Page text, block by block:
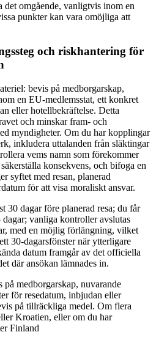
det omgående, vanligtvis inom en
punkter kan vara omöjliga att
och riskhantering för
bevis på medborgarskap,
en EU-medlemsstat, ett konkret
eller hotellbekräftelse. Detta
och minskar fram- och
myndigheter. Om du har kopplingar
inkludera uttalanden från släktingar
vems namn som förekommer
konsekvens, och bifoga en
syftet med resan, planerad
för att visa moraliskt ansvar.
30 dagar före planerad resa; du får
vanliga kontroller avslutas
med en möjlig förlängning, vilket
30-dagarsfönster när ytterligare
datum framgår av det officiella
där ansökan lämnades in.
på medborgarskap, nuvarande
för resedatum, inbjudan eller
på tillräckliga medel. Om flera
Kroatien, eller om du har
Finland